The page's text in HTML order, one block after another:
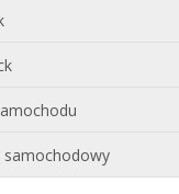
samochodowy